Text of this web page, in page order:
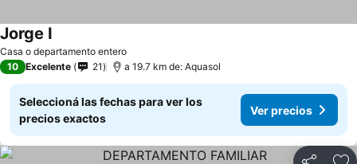
Casa o departamento entero
Jorge I
10 Excelente 21 a 19.7 km de: Aquasol
Seleccioná las fechas para ver los
precios exactos
Ver precios